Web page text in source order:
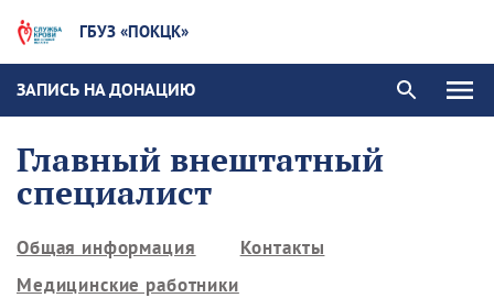
ГБУЗ «ПОКЦК»
ЗАПИСЬ НА ДОНАЦИЮ
Главный внештатный
специалист
Общая информация
Контакты
Медицинские работники